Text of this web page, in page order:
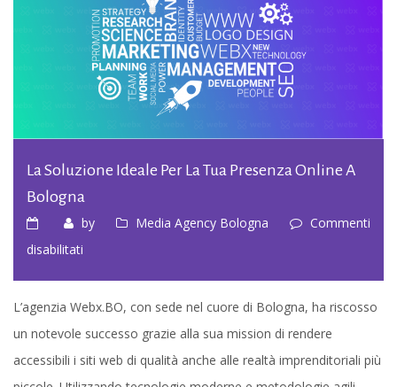
La Soluzione Ideale Per La Tua Presenza Online A
Bologna
by Media Agency Bologna
Commenti
disabilitati
Soluzione
Ideale
per
la
L’agenzia Webx.BO, con sede nel cuore di Bologna, ha riscosso
un notevole successo grazie alla sua mission di rendere
accessibili i siti web di qualità anche alle realtà imprenditoriali più